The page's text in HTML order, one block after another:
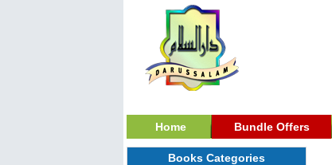
Home Bundle Offers
Books Categories